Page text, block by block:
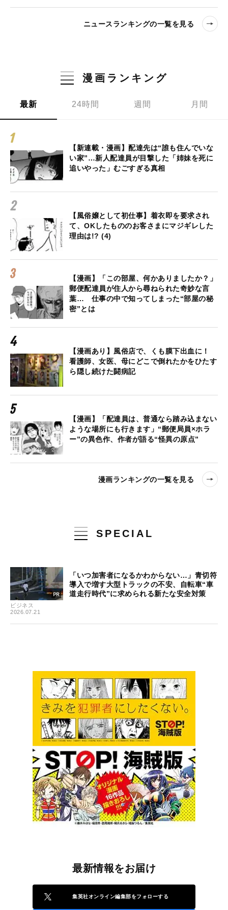
ニュースランキングの一覧を見る
漫画ランキング
最新 24時間 週間 月間
【新連載・漫画】配達先は“誰も住んでいな
い家”…新人配達員が目撃した「姉妹を死に
追いやった」むごすぎる真相
【風俗嬢として初仕事】着衣即を要求され
て、OKしたもののお客さまにマジギレした
理由は!? (4)
【漫画】「この部屋、何かありましたか？」
郵便配達員が住人から尋ねられた奇妙な言
葉… 仕事の中で知ってしまった“部屋の秘
密”とは
【漫画あり】風俗店で、くも膜下出血に！
看護師、女医、母にどこで倒れたかをひたす
ら隠し続けた闘病記
【漫画】「配達員は、普通なら踏み込まない
ような場所にも行きます」“郵便局員×ホラ
ー”の異色作、作者が語る“怪異の原点”
漫画ランキングの一覧を見る
SPECIAL
ビジネス
2026.07.21
「いつ加害者になるかわからない…」青切符
導入で増す大型トラックの不安、自転車“車
道走行時代”に求められる新たな安全対策
最新情報をお届け
集英社オンライン編集部をフォローする